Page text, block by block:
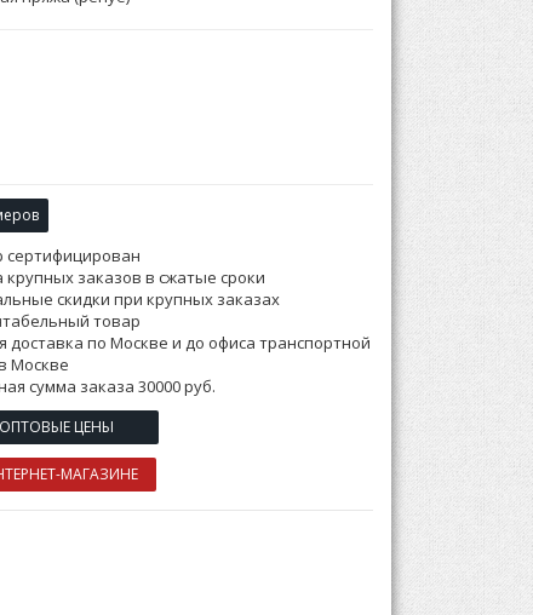
сертифицирован
заказов в сжатые сроки
скидки при крупных заказах
товар
доставка по Москве и до офиса транспортной
Москве
сумма заказа 30000 руб.
ЦЕНЫ
МАГАЗИНЕ